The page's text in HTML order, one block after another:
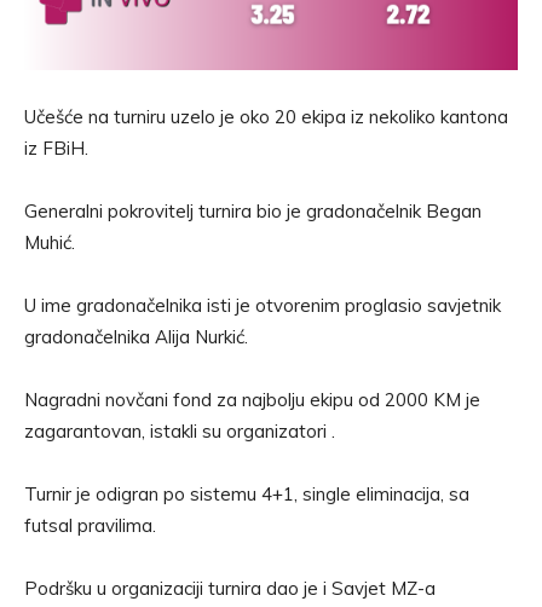
Učešće na turniru uzelo je oko 20 ekipa iz nekoliko kantona
iz FBiH.
Generalni pokrovitelj turnira bio je gradonačelnik Began
Muhić.
U ime gradonačelnika isti je otvorenim proglasio savjetnik
gradonačelnika Alija Nurkić.
Nagradni novčani fond za najbolju ekipu od 2000 KM je
zagarantovan, istakli su organizatori .
Turnir je odigran po sistemu 4+1, single eliminacija, sa
futsal pravilima.
Podršku u organizaciji turnira dao je i Savjet MZ-a